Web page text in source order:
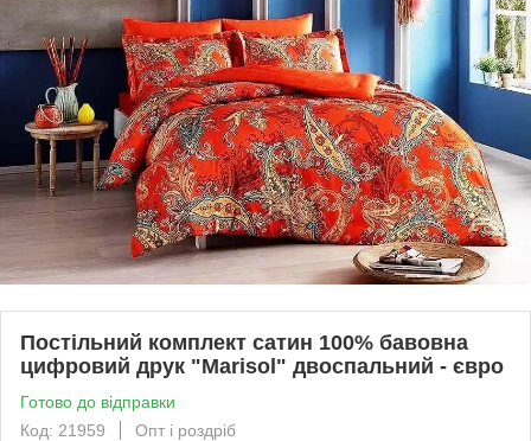
Постільний комплект сатин 100% бавовна
цифровий друк "Marisol" двоспальний - євро
Готово до відправки
Код: 21959
Опт і роздріб